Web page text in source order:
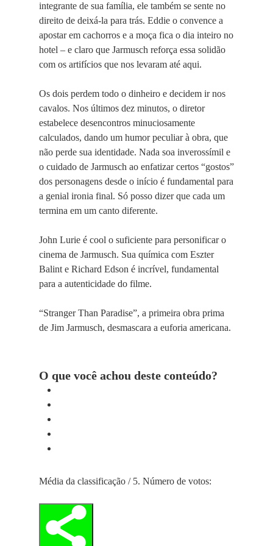
integrante de sua família, ele também se sente no
direito de deixá-la para trás. Eddie o convence a
apostar em cachorros e a moça fica o dia inteiro no
hotel – e claro que Jarmusch reforça essa solidão
com os artifícios que nos levaram até aqui.
Os dois perdem todo o dinheiro e decidem ir nos
cavalos. Nos últimos dez minutos, o diretor
estabelece desencontros minuciosamente
calculados, dando um humor peculiar à obra, que
não perde sua identidade. Nada soa inverossímil e
o cuidado de Jarmusch ao enfatizar certos “gostos”
dos personagens desde o início é fundamental para
a genial ironia final. Só posso dizer que cada um
termina em um canto diferente.
John Lurie é cool o suficiente para personificar o
cinema de Jarmusch. Sua química com Eszter
Balint e Richard Edson é incrível, fundamental
para a autenticidade do filme.
“Stranger Than Paradise”, a primeira obra prima
de Jim Jarmusch, desmascara a euforia americana.
O que você achou deste conteúdo?
Média da classificação / 5. Número de votos: